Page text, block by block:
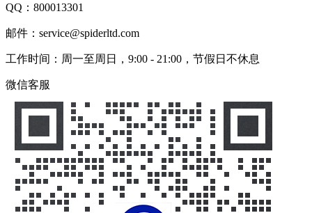
QQ： 800013301
邮件：service@spiderltd.com
工作时间：周一至周日，9:00 - 21:00，节假日不休息
微信客服